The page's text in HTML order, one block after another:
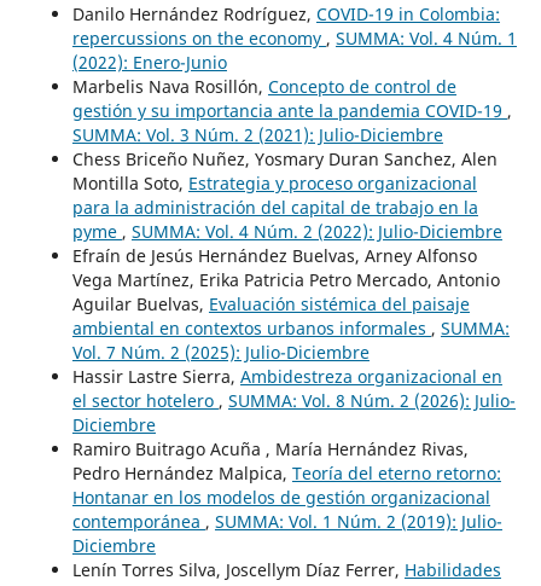
Danilo Hernández Rodríguez, COVID-19 in Colombia:
repercussions on the economy , SUMMA: Vol. 4 Núm. 1
(2022): Enero-Junio
Marbelis Nava Rosillón, Concepto de control de
gestión y su importancia ante la pandemia COVID-19 ,
SUMMA: Vol. 3 Núm. 2 (2021): Julio-Diciembre
Chess Briceño Nuñez, Yosmary Duran Sanchez, Alen
Montilla Soto, Estrategia y proceso organizacional
para la administración del capital de trabajo en la
pyme , SUMMA: Vol. 4 Núm. 2 (2022): Julio-Diciembre
Efraín de Jesús Hernández Buelvas, Arney Alfonso
Vega Martínez, Erika Patricia Petro Mercado, Antonio
Aguilar Buelvas, Evaluación sistémica del paisaje
ambiental en contextos urbanos informales , SUMMA:
Vol. 7 Núm. 2 (2025): Julio-Diciembre
Hassir Lastre Sierra, Ambidestreza organizacional en
el sector hotelero , SUMMA: Vol. 8 Núm. 2 (2026): Julio-
Diciembre
Ramiro Buitrago Acuña , María Hernández Rivas,
Pedro Hernández Malpica, Teoría del eterno retorno:
Hontanar en los modelos de gestión organizacional
contemporánea , SUMMA: Vol. 1 Núm. 2 (2019): Julio-
Diciembre
Lenín Torres Silva, Joscellym Díaz Ferrer, Habilidades